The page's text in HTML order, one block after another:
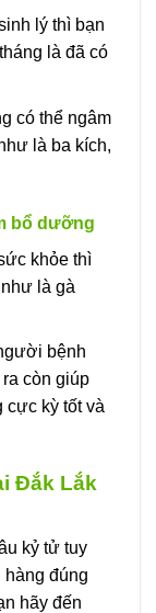
lý thì bạn
là đã có
có thể ngâm
là ba kích,
bổ dưỡng
khỏe thì
là gà
bệnh
còn giúp
cực kỳ tốt và
Đắk Lắk
kỷ tử tuy
đúng
hãy đến